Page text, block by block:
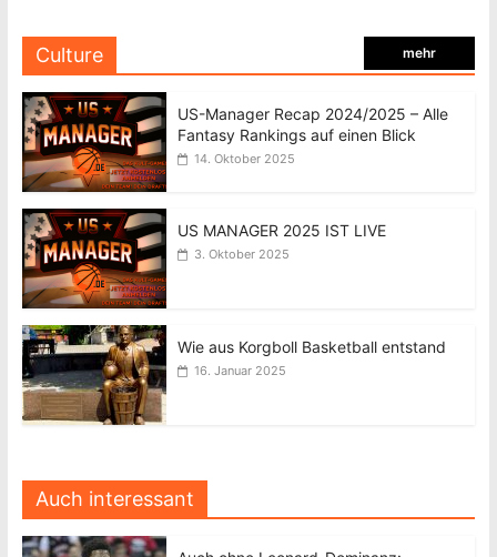
Culture mehr
US-Manager Recap 2024/2025 – Alle
Fantasy Rankings auf einen Blick
14. Oktober 2025
US MANAGER 2025 IST LIVE
3. Oktober 2025
Wie aus Korgboll Basketball entstand
16. Januar 2025
Auch interessant